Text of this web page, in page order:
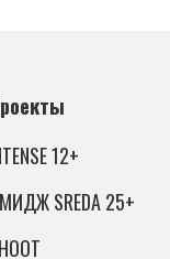
12+
SREDA 25+